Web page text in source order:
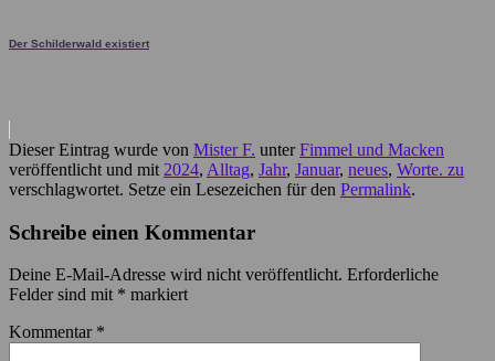
Der Schilderwald existiert
Dieser Eintrag wurde von Mister F. unterFimmel und Macken
veröffentlicht und mit 2024, Alltag, Jahr, Januar, neues, Worte. zu
verschlagwortet. Setze ein Lesezeichen für den Permalink.
Schreibe einen Kommentar
Deine E-Mail-Adresse wird nicht veröffentlicht. Erforderliche
Felder sind mit * markiert
Kommentar *